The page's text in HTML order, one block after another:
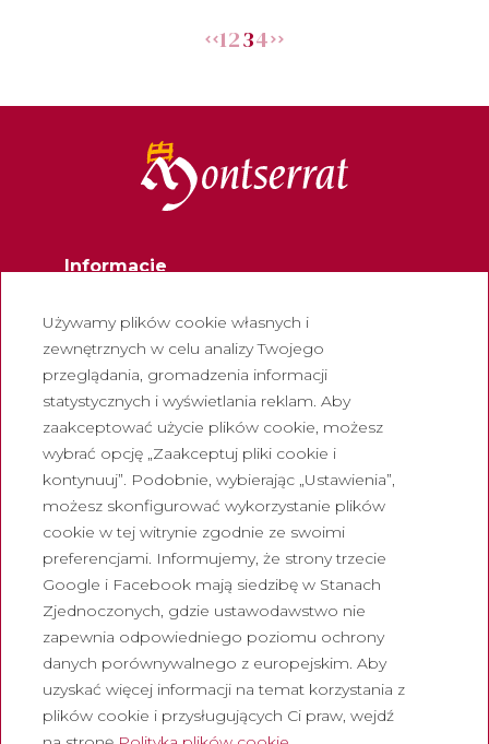
1234
Informacje
Biuletyn
Pracuj z nami
Często zadawane pytania
Turystyczny bilet wstępu
Prawny
Polityka prywatności
Polityka cookies
Polityka dotycząca mediów
społecznościowych
Kanał zgłoszen
Nota prawna
Używamy plików cookie własnych i
zewnętrznych w celu analizy Twojego
przeglądania, gromadzenia informacji
statystycznych i wyświetlania reklam. Aby
zaakceptować użycie plików cookie, możesz
wybrać opcję „Zaakceptuj pliki cookie i
kontynuuj”. Podobnie, wybierając „Ustawienia”,
możesz skonfigurować wykorzystanie plików
cookie w tej witrynie zgodnie ze swoimi
preferencjami. Informujemy, że strony trzecie
Google i Facebook mają siedzibę w Stanach
Zjednoczonych, gdzie ustawodawstwo nie
zapewnia odpowiedniego poziomu ochrony
danych porównywalnego z europejskim. Aby
uzyskać więcej informacji na temat korzystania z
plików cookie i przysługujących Ci praw, wejdź